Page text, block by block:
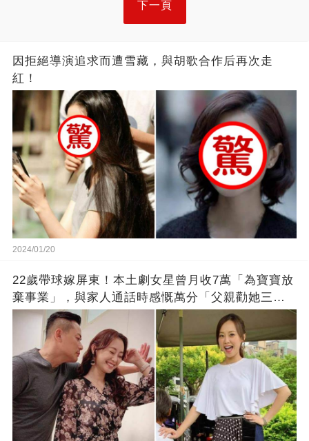
下一頁
因拒絕導演追求而遭雪藏，與胡歌合作后再次走
紅！
2024/01/20
22歲帶球嫁屏東！本土劇女星曾月收7萬「為寶寶放
棄事業」，與家人通話時感慨萬分「父親勸她三
思」：只有過一次眼淚